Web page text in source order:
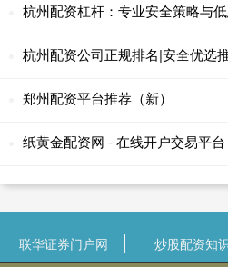
杭州配资杠杆：专业安全策略与
杭州配资公司正规排名|安全优选
郑州配资平台推荐（新）
纸黄金配资网 - 在线开户交易平台
联华证券门户网 炒股配资知